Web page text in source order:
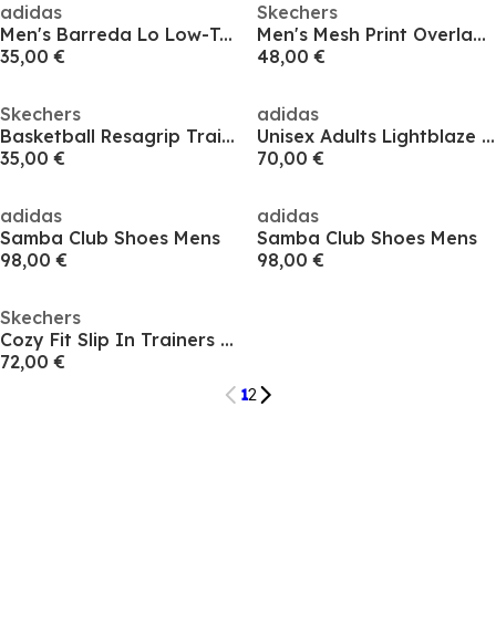
adidas
Men's Barreda Lo Low-Top Trainers
35,00 €
Skechers
Men's Mesh Print Overlay Low-Top Trainers
48,00 €
Skechers
Basketball Resagrip Trainers Mens
35,00 €
adidas
Unisex Adults Lightblaze Low-Top Trainers
70,00 €
adidas
Samba Club Shoes Mens
98,00 €
adidas
Samba Club Shoes Mens
98,00 €
Skechers
Cozy Fit Slip In Trainers Mens
72,00 €
12